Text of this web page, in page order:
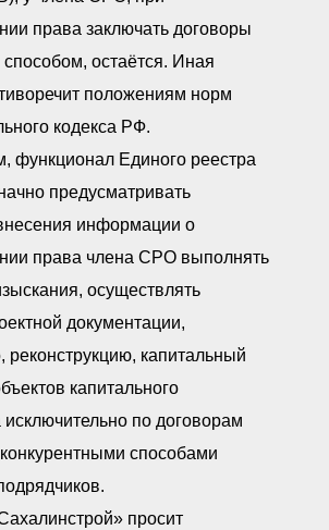
права заключать договоры
остаётся. Иная
положениям норм
кодекса РФ.
функционал Единого реестра
предусматривать
информации о
права члена СРО выполнять
осуществлять
документации,
реконструкцию, капитальный
капитального
исключительно по договорам
способами
просит